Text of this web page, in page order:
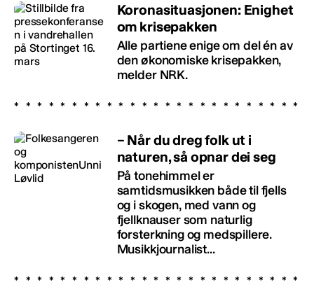
Koronasituasjonen: Enighet
om krisepakken
Alle partiene enige om del én av
den økonomiske krisepakken,
melder NRK.
– Når du dreg folk ut i
naturen, så opnar dei seg
På tonehimmel er
samtidsmusikken både til fjells
og i skogen, med vann og
fjellknauser som naturlig
forsterkning og medspillere.
Musikkjournalist...